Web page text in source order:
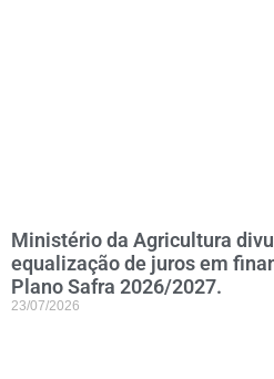
Ministério da Agricultura
equalização de juros em
Plano Safra 2026/2027.
23/07/2026